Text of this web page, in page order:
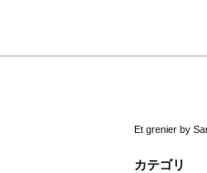
Et grenier by
カテゴリ